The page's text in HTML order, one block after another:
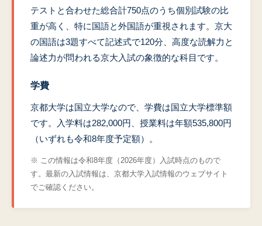
テストと合わせた総合計750点のうち個別試験の比
重が高く、特に国語と外国語が重視されます。京大
の国語は3題すべて記述式で120分、高度な読解力と
論述力が問われる京大入試の象徴的な科目です。
学費
京都大学は国立大学なので、学費は国立大学標準額
です。入学料は282,000円、授業料は年額535,800円
（いずれも令和8年度予定額）。
※ この情報は令和8年度（2026年度）入試時点のもので
す。最新の入試情報は、京都大学入試情報のウェブサイト
でご確認ください。